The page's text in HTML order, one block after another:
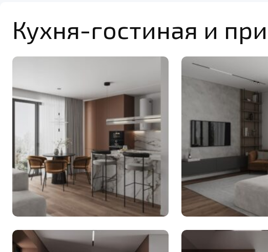
Кухня-гостиная и